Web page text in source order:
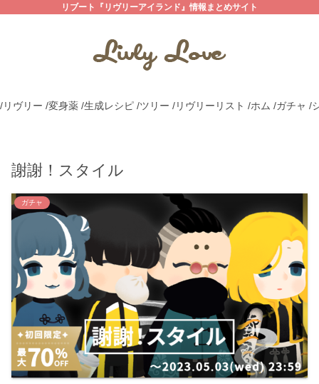
リブート『リヴリーアイランド』情報まとめサイト
/リヴリー /変身薬 /生成レシピ /ツリー /リヴリーリスト /ホム /ガチャ /
謝謝！スタイル
ガチャ